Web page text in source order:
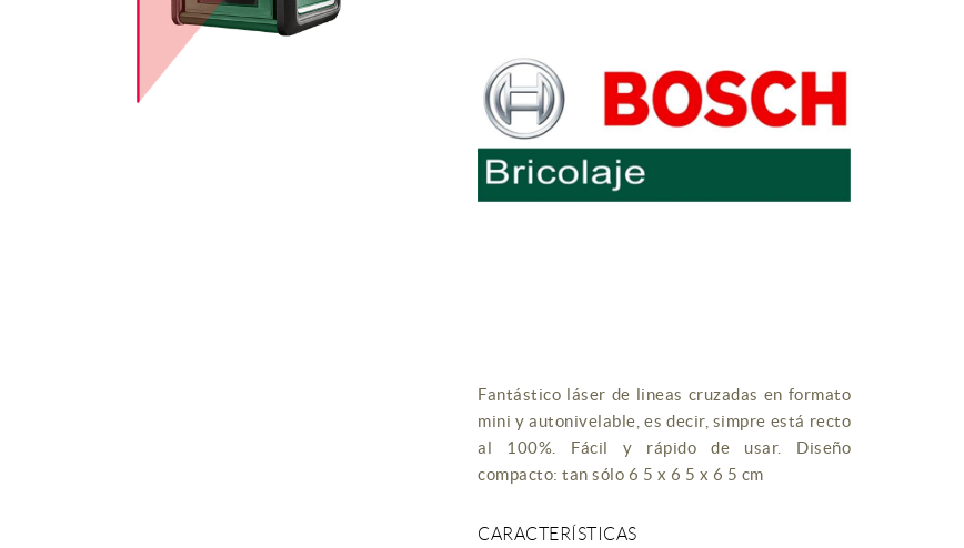
Fantástico láser de lineas cruzadas en formato
mini y autonivelable, es decir, simpre está recto
al 100%. Fácil y rápido de usar. Diseño
compacto: tan sólo 6 5 x 6 5 x 6 5 cm
CARACTERÍSTICAS